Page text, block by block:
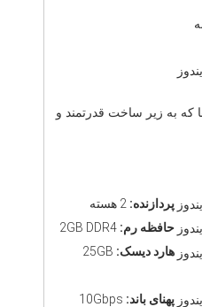
که به زیر ساخت قدرتمند و
پردازنده:
حافظه رم:
هارد دیسک: 25GB
پهنای باند: